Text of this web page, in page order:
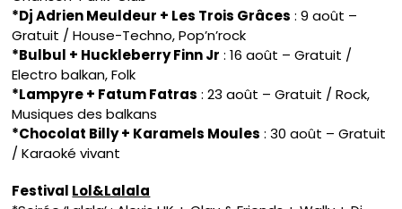
*Dj Adrien Meuldeur + Les Trois Grâces : 9 août –
Gratuit / House-Techno, Pop’n’rock
*Bulbul + Huckleberry Finn Jr : 16 août – Gratuit /
Electro balkan, Folk
*Lampyre + Fatum Fatras : 23 août – Gratuit / Rock,
Musiques des balkans
*Chocolat Billy + Karamels Moules : 30 août – Gratuit
/ Karaoké vivant
Festival Lol&Lalala